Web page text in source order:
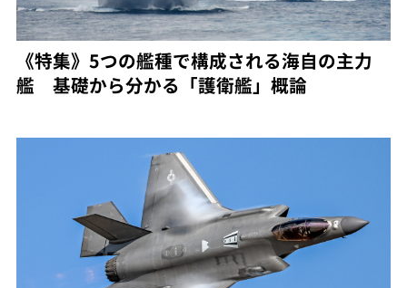
《特集》5つの艦種で構成される海自の主力
艦 基礎から分かる「護衛艦」概論